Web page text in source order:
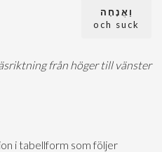
וַאֲנָחָה
och suck
från höger till vänster
i tabellform som följer